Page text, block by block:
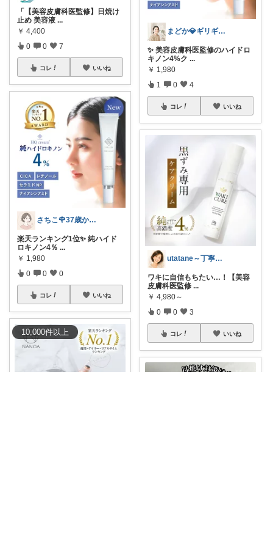
10,000件以上
「【美容皮膚科医監修】日焼け
止め 美容液 ...
￥ 4,400
0 0 7
コレ いいね
さちこ🌹37歳からの美容とからだ
楽天ランキング1位✨ 純ハイド
ロキノン4％ ...
￥ 1,980
0 0 0
コレ いいね
まどか💎ギリギリアラサーOL
✨ 美容皮膚科医監修のハイドロ
キノン4%ク ...
￥ 1,980
1 0 4
コレ いいね
utatane～丁寧な暮らしに憧れて～
ワキに自信もちたい…！【美容
皮膚科医監修 ...
￥ 4,980～
0 0 3
コレ いいね